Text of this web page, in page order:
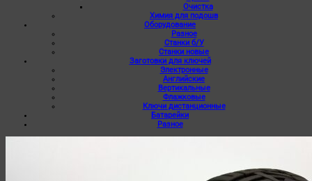
Очистка
Химия для подошв
Оборудование
Разное
Станки б/У
Станки новые
Заготовки для ключей
Электронные
Английские
Вертикальные
Флажковые
Ключи дистанционные
Батарейки
Разное